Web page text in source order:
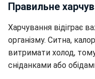
Правильне
Харчування відіграє
організму. Ситна,
витримати холод,
сніданками або